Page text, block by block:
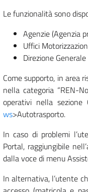
Le funzionalità sono
Agenzie (Agenzia
Uffici
Direzione Generale
Come supporto, in area
nella categoria “REN-
operativi nella sezione
ws>Autotrasporto.
In caso di problemi
Portal, raggiungibile
dalla voce di menu
In alternativa, l’utente